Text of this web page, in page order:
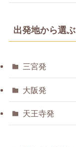
出発地から選ぶ
三宮発
大阪発
天王寺発